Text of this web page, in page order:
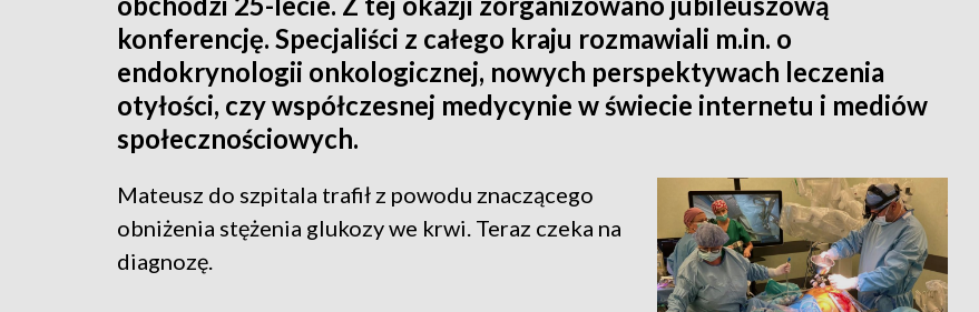
konferencję. Specjaliści z całego kraju rozmawiali m.in. o
endokrynologii onkologicznej, nowych perspektywach leczenia
otyłości, czy współczesnej medycynie w świecie internetu i mediów
społecznościowych.
Mateusz do szpitala trafił z powodu znaczącego
obniżenia stężenia glukozy we krwi. Teraz czeka na
diagnozę.